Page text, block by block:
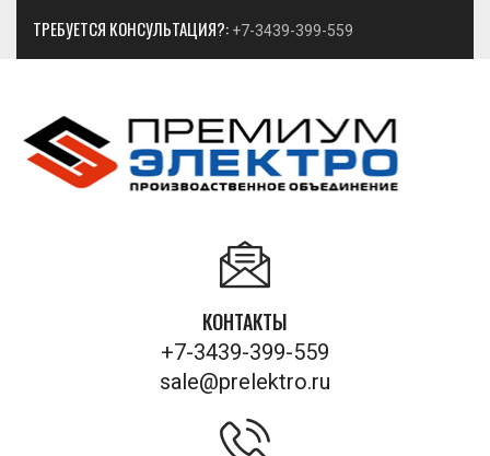
ТРЕБУЕТСЯ КОНСУЛЬТАЦИЯ?: +7-3439-399-559
КОНТАКТЫ
+7-3439-399-559
sale@prelektro.ru